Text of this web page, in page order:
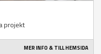
projekt
MER INFO & TILL HEMSIDA